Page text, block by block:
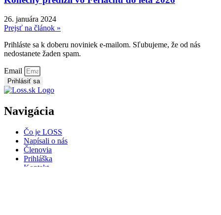
26. januára 2024
Prejsť na článok »
Prihláste sa k doberu noviniek e-mailom. Sľubujeme, že od nás
nedostanete žaden spam.
Email
Prihlásiť sa
Navigácia
Čo je LOSS
Napísali o nás
Členovia
Prihláška
Kontakt